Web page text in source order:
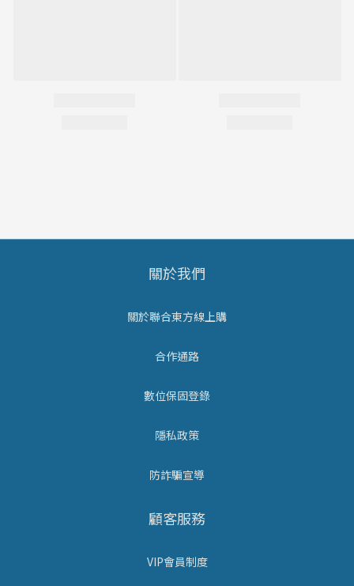
關於我們
關於聯合東方線上購
合作通路
數位保固登錄
隱私政策
防詐騙宣導
顧客服務
VIP會員制度